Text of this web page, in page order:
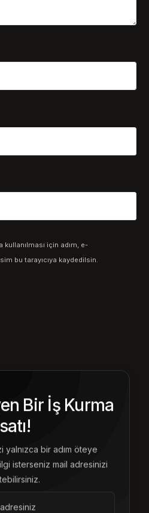
için adım, e-
bu tarayıcıya kaydedilsin.
Bir İş Kurma
yalnızca bir adım öteye
isterseniz mail adresinizi